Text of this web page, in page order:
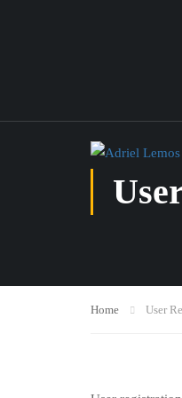
Home User